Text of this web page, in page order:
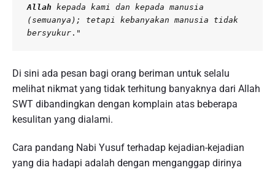
Allah kepada kami dan kepada manusia
(semuanya); tetapi kebanyakan manusia tidak
bersyukur ."
Di sini ada pesan bagi orang beriman untuk selalu
melihat nikmat yang tidak terhitung banyaknya dari Allah
SWT dibandingkan dengan komplain atas beberapa
kesulitan yang dialami.
Cara pandang Nabi Yusuf terhadap kejadian-kejadian
yang dia hadapi adalah dengan menganggap dirinya